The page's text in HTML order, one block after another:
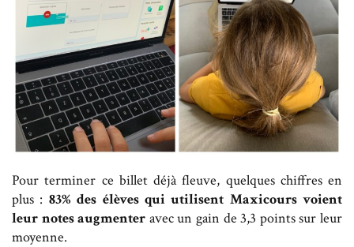
Pour terminer ce billet déjà fleuve, quelques chiffres en
plus : 83% des élèves qui utilisent Maxicours voient
leur notes augmenter avec un gain de 3,3 points sur leur
moyenne.